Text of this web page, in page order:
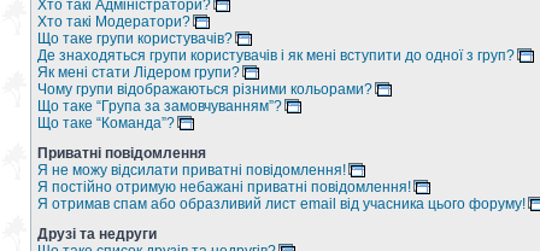
Хто такі Адміністратори?
Хто такі Модератори?
Що таке групи користувачів?
Де знаходяться групи користувачів і як мені вступити до одної з груп?
Як мені стати Лідером групи?
Чому групи відображаються різними кольорами?
Що таке “Група за замовчуванням”?
Що таке “Команда”?
Приватні повідомлення
Я не можу відсилати приватні повідомлення!
Я постійно отримую небажані приватні повідомлення!
Я отримав спам або образливий лист email від учасника цього форуму!
Друзі та недруги